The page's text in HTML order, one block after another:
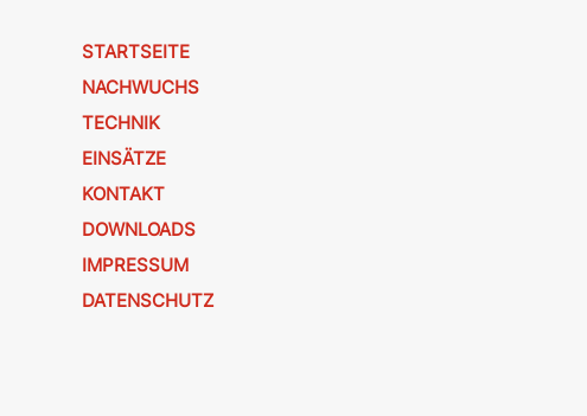
STARTSEITE
NACHWUCHS
TECHNIK
EINSÄTZE
KONTAKT
DOWNLOADS
IMPRESSUM
DATENSCHUTZ